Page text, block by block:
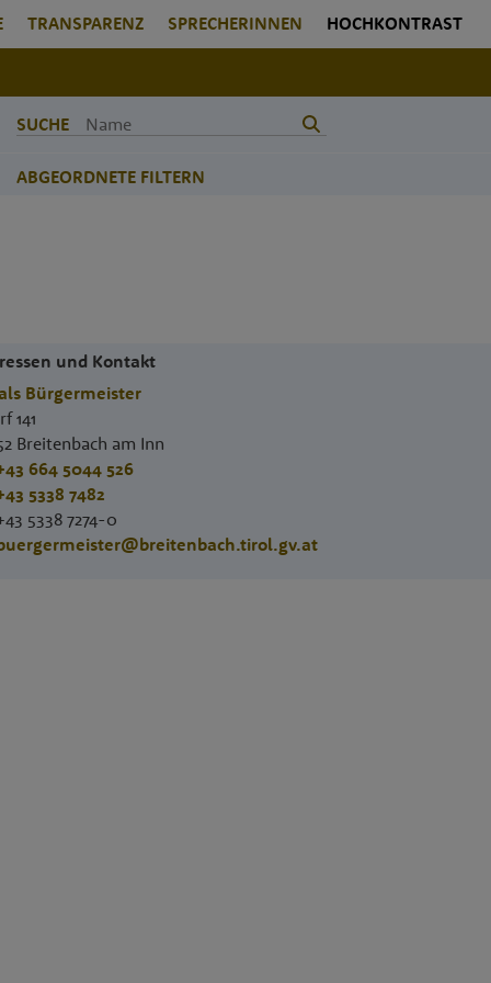
TRANSPARENZ SPRECHERINNEN HOCHKONTRAST
SUCHE
ABGEORDNETE FILTERN
und Kontakt
Bürgermeister
141
Breitenbach am Inn
664 5044 526
5338 7482
5338 7274-0